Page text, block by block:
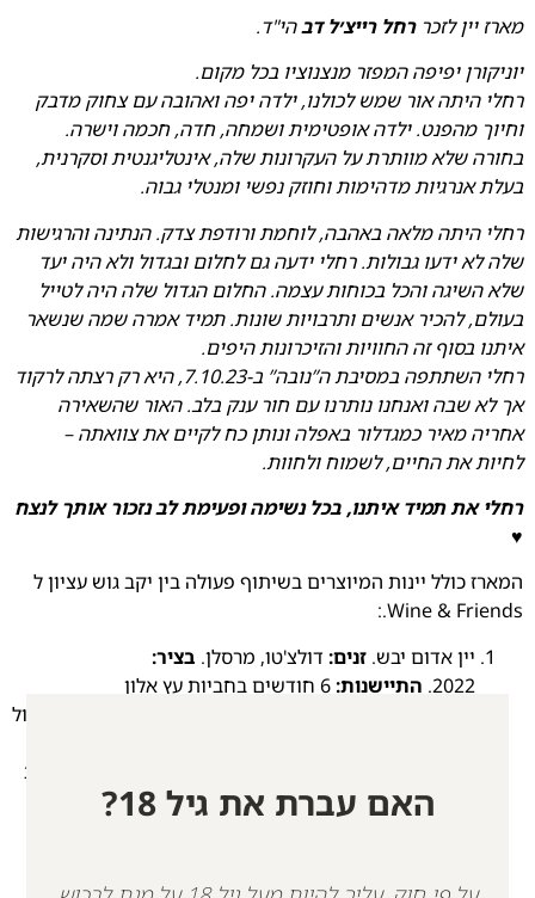
מארז יין לזכררחל רייצ׳ל דבהי"ד.
יוניקורן יפיפה המפזר מנצנוציו בכל מקום.
רחלי היתה אור שמש לכולנו, ילדה יפה ואהובה עם צחוקמדבק
וחיוך מהפנט. ילדה אופטימית ושמחה, חדה, חכמהוישרה.
בחורה שלא מוותרת על העקרונות שלה, אינטליגנטיתוסקרנית,
בעלת אנרגיות מדהימות וחוזק נפשי ומנטלי גבוה.
רחלי היתה מלאה באהבה, לוחמת ורודפת צדק. הנתינה והרגישות
שלה לא ידעו גבולות. רחלי ידעה גם לחלום ובגדול ולא היה יעד
שלא השיגה והכל בכוחות עצמה. החלום הגדול שלה היה לטייל
בעולם, להכיר אנשים ותרבויות שונות. תמידאמרה שמה שנשאר
איתנו בסוף זה החוויות והזיכרונות היפים.
רחלי השתתפה במסיבת ה”נובה” ב-7.10.23, היא רק רצתה לרקוד
אך לא שבה ואנחנו נותרנו עם חור ענק בלב. האור שהשאירה
אחריה מאיר כמגדלור באפלה ונותן כח לקיים את צוואתה –
לחיות את החיים, לשמוחולחוות.
רחלי את תמיד איתנו, בכל נשימה ופעימת לב נזכור אותך לנצח
♥
המארז כולל יינות המיוצרים בשיתוף פעולה בין יקב גוש עציון ל
Wine & Friends.:
יין אדום יבש. זנים: דולצ'טו, מרסלן. בציר:
2022. התיישנות:
6 חודשים בחביות עץ אלון
סגול
בינוני, מתאים לשתייה יומיומית
וגם לאירועים מיוחדים
היין:יין לבן אלגנטי ועשיר, המשלב חמישה זני ענבים
האם עברת את גיל 18?